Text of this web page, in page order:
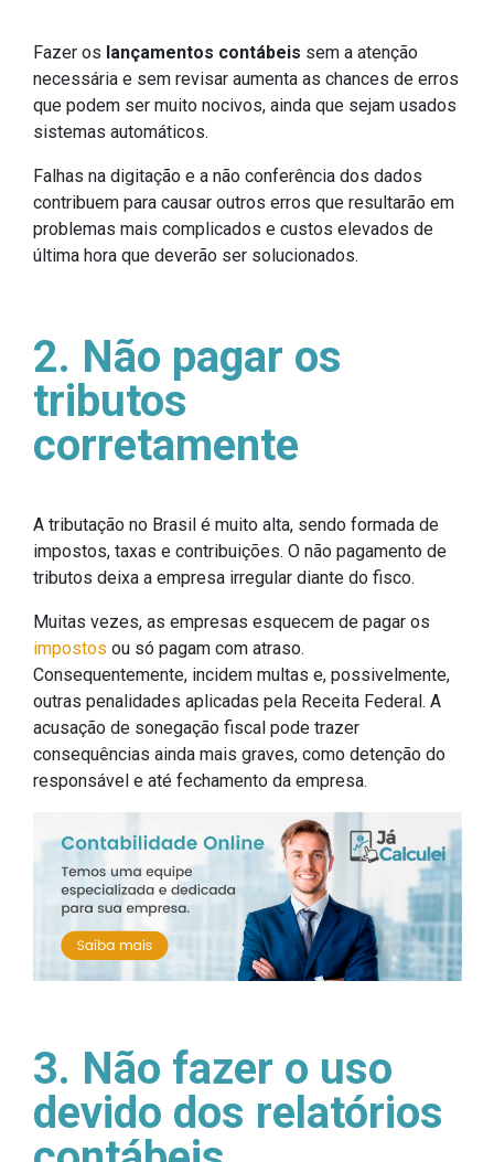
Fazer os lançamentos contábeis sem a atenção
necessária e sem revisar aumenta as chances de erros
que podem ser muito nocivos, ainda que sejam usados
sistemas automáticos.
Falhas na digitação e a não conferência dos dados
contribuem para causar outros erros que resultarão em
problemas mais complicados e custos elevados de
última hora que deverão ser solucionados.
2. Não pagar os
tributos
corretamente
A tributação no Brasil é muito alta, sendo formada de
impostos, taxas e contribuições. O não pagamento de
tributos deixa a empresa irregular diante do fisco.
Muitas vezes, as empresas esquecem de pagar os
impostos ou só pagam com atraso.
Consequentemente, incidem multas e, possivelmente,
outras penalidades aplicadas pela Receita Federal. A
acusação de sonegação fiscal pode trazer
consequências ainda mais graves, como detenção do
responsável e até fechamento da empresa.
3. Não fazer o uso
devido dos relatórios